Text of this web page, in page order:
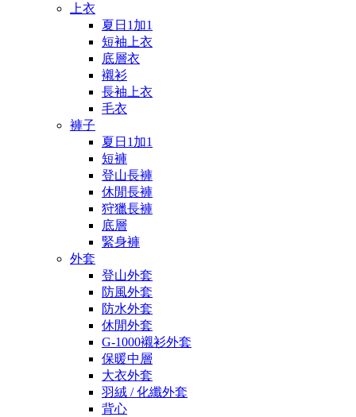
上衣
夏日1加1
短袖上衣
底層衣
襯衫
長袖上衣
毛衣
褲子
夏日1加1
短褲
登山長褲
休閒長褲
狩獵長褲
底層
緊身褲
外套
登山外套
防風外套
防水外套
休閒外套
G-1000襯衫外套
保暖中層
大衣外套
羽絨 / 化纖外套
背心